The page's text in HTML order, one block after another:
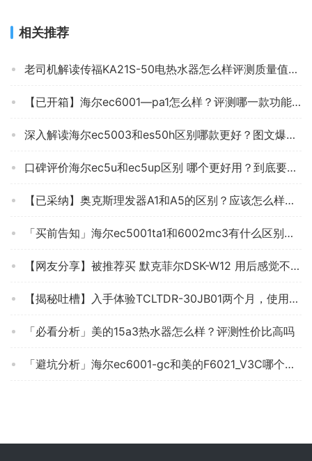
相关推荐
老司机解读传福KA21S-50电热水器怎么样评测质量值得买吗？
【已开箱】海尔ec6001—pa1怎么样？评测哪一款功能更强大
深入解读海尔ec5003和es50h区别哪款更好？图文爆料分析
口碑评价海尔ec5u和ec5up区别 哪个更好用？到底要怎么选择
【已采纳】奥克斯理发器A1和A5的区别？应该怎么样选择
「买前告知」海尔ec5001ta1和6002mc3有什么区别？评测哪一款功能更强大
【网友分享】被推荐买 默克菲尔DSK-W12 用后感觉不靠谱？分享下质量怎么样？
【揭秘吐槽】入手体验TCLTDR-30JB01两个月，使用情况怎么样！测评质量好不好吗？
「必看分析」美的15a3热水器怎么样？评测性价比高吗
「避坑分析」海尔ec6001-gc和美的F6021_V3C哪个好？到底要怎么选择